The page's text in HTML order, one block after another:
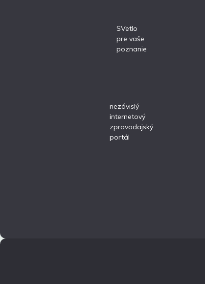
SVetlo
pre vaše
poznanie
nezávislý
internetový
zpravodajský
portál